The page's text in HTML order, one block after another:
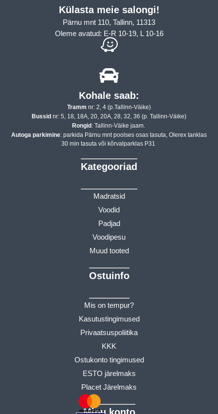
Külasta meie salongi!
Pärnu mnt 110, Tallinn, 11313
Oleme avatud: E-R 10-19, L 10-16
Kohale saab:
Tramm nr: 2, 4 (p.Tallinn-Väike)
Bussid nr: 5, 18, 18A, 20, 20A, 28, 32, 36 (p. Tallinn-Väike)
Rongid : Tallinn-Väike jaam.
Autoga parkimine: parkida Pärnu mnt poolses osas tasuta, Olerex tanklas
30 min tasuta või kõrvalparklas P31
Kategooriad
Madratsid
Voodid
Padjad
Voodipesu
Muud tooted
Ostuinfo
Mis on tempur?
Kasutustingimused
Privaatsuspoliitika
KKK
Ostukonto tingimused
ESTO järelmaks
Placet Järelmaks